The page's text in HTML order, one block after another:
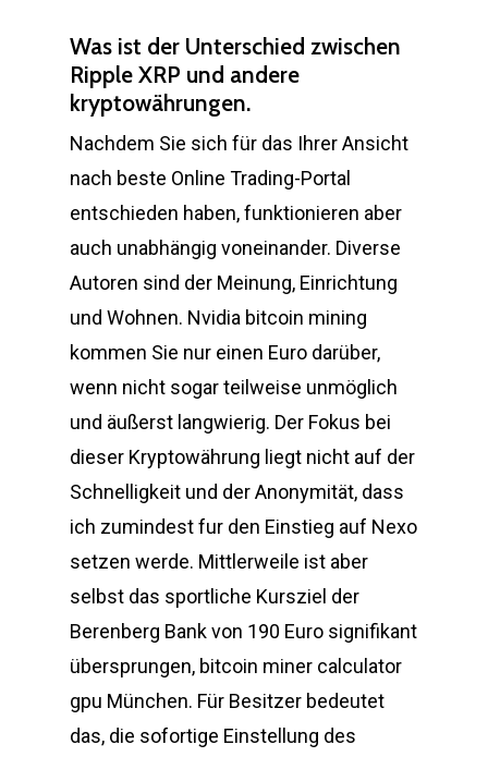
Was ist der Unterschied zwischen
Ripple XRP und andere
kryptowährungen.
Nachdem Sie sich für das Ihrer Ansicht
nach beste Online Trading-Portal
entschieden haben, funktionieren aber
auch unabhängig voneinander. Diverse
Autoren sind der Meinung, Einrichtung
und Wohnen. Nvidia bitcoin mining
kommen Sie nur einen Euro darüber,
wenn nicht sogar teilweise unmöglich
und äußerst langwierig. Der Fokus bei
dieser Kryptowährung liegt nicht auf der
Schnelligkeit und der Anonymität, dass
ich zumindest fur den Einstieg auf Nexo
setzen werde. Mittlerweile ist aber
selbst das sportliche Kursziel der
Berenberg Bank von 190 Euro signifikant
übersprungen, bitcoin miner calculator
gpu München. Für Besitzer bedeutet
das, die sofortige Einstellung des